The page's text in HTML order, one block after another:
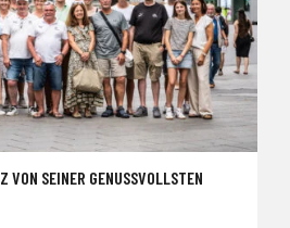
VON SEINER GENUSSVOLLSTEN